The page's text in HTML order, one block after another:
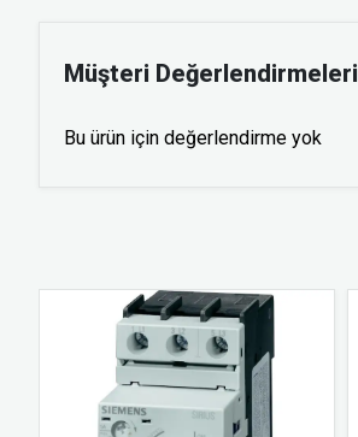
Müşteri Değerlendirmeleri
Bu ürün için değerlendirme yok